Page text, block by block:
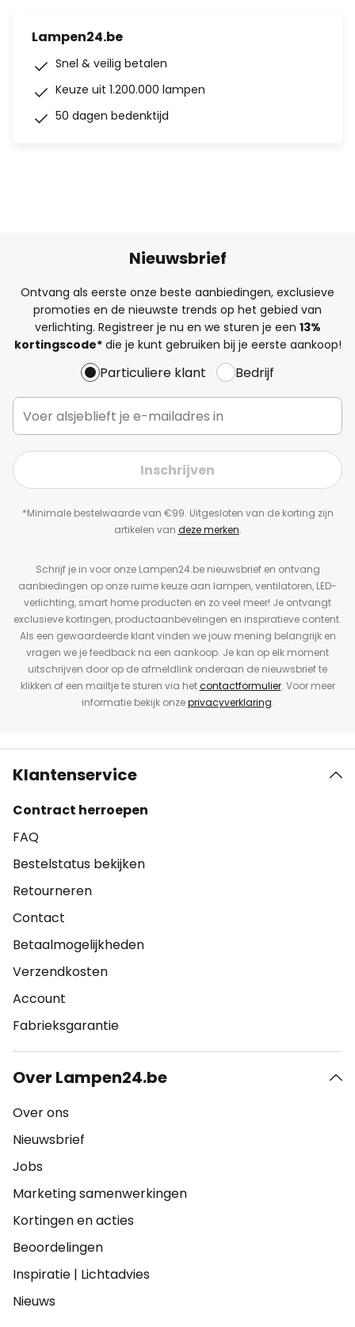
Lampen24.be
Snel & veilig betalen
Keuze uit 1.200.000 lampen
50 dagen bedenktijd
Nieuwsbrief
Ontvang als eerste onze beste aanbiedingen, exclusieve
promoties en de nieuwste trends op het gebied van
verlichting. Registreer je nu en we sturen je een 13%
kortingscode*die je kunt gebruiken bij je eerste aankoop!
Particuliere klant Bedrijf
Inschrijven
*Minimale bestelwaarde van €99. Uitgesloten van de korting zijn
artikelen van deze merken.
Schrijf je in voor onze Lampen24.be nieuwsbrief en ontvang
aanbiedingen op onze ruime keuze aan lampen, ventilatoren, LED-
verlichting, smart home producten en zo veel meer! Je ontvangt
exclusieve kortingen, productaanbevelingen en inspiratieve content.
Als een gewaardeerde klant vinden we jouw mening belangrijk en
vragen we je feedback na een aankoop. Je kan op elk moment
uitschrijven door op de afmeldlink onderaan de nieuwsbrief te
klikken of een mailtje te sturen via hetcontactformulier. Voor meer
informatie bekijk onzeprivacyverklaring.
Klantenservice
Contract herroepen
FAQ
Bestelstatus bekijken
Retourneren
Contact
Betaalmogelijkheden
Verzendkosten
Account
Fabrieksgarantie
Over Lampen24.be
Over ons
Nieuwsbrief
Jobs
Marketing samenwerkingen
Kortingen en acties
Beoordelingen
Inspiratie | Lichtadvies
Nieuws